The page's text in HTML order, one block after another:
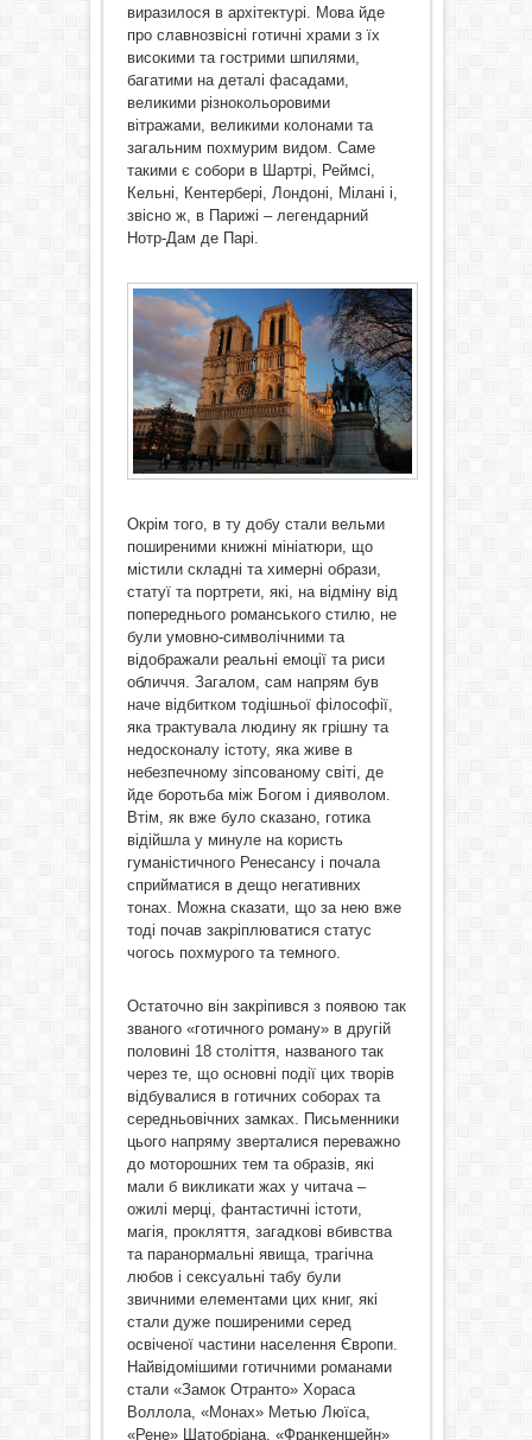
виразилося в архітектурі. Мова йде
про славнозвісні готичні храми з їх
високими та гострими шпилями,
багатими на деталі фасадами,
великими різнокольоровими
вітражами, великими колонами та
загальним похмурим видом. Саме
такими є собори в Шартрі, Реймсі,
Кельні, Кентербері, Лондоні, Мілані і,
звісно ж, в Парижі – легендарний
Нотр-Дам де Парі.
Окрім того, в ту добу стали вельми
поширеними книжні мініатюри, що
містили складні та химерні образи,
статуї та портрети, які, на відміну від
попереднього романського стилю, не
були умовно-символічними та
відображали реальні емоції та риси
обличчя. Загалом, сам напрям був
наче відбитком тодішньої філософії,
яка трактувала людину як грішну та
недосконалу істоту, яка живе в
небезпечному зіпсованому світі, де
йде боротьба між Богом і дияволом.
Втім, як вже було сказано, готика
відійшла у минуле на користь
гуманістичного Ренесансу і почала
сприйматися в дещо негативних
тонах. Можна сказати, що за нею вже
тоді почав закріплюватися статус
чогось похмурого та темного.
Остаточно він закріпився з появою так
званого «готичного роману» в другій
половині 18 століття, названого так
через те, що основні події цих творів
відбувалися в готичних соборах та
середньовічних замках. Письменники
цього напряму зверталися переважно
до моторошних тем та образів, які
мали б викликати жах у читача –
ожилі мерці, фантастичні істоти,
магія, прокляття, загадкові вбивства
та паранормальні явища, трагічна
любов і сексуальні табу були
звичними елементами цих книг, які
стали дуже поширеними серед
освіченої частини населення Європи.
Найвідомішими готичними романами
стали «Замок Отранто» Хораса
Воллола, «Монах» Метью Люїса,
«Рене» Шатобріана, «Франкеншейн»